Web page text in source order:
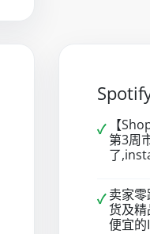
✓
【
第3周
了
✓ 卖家
货及
便宜的